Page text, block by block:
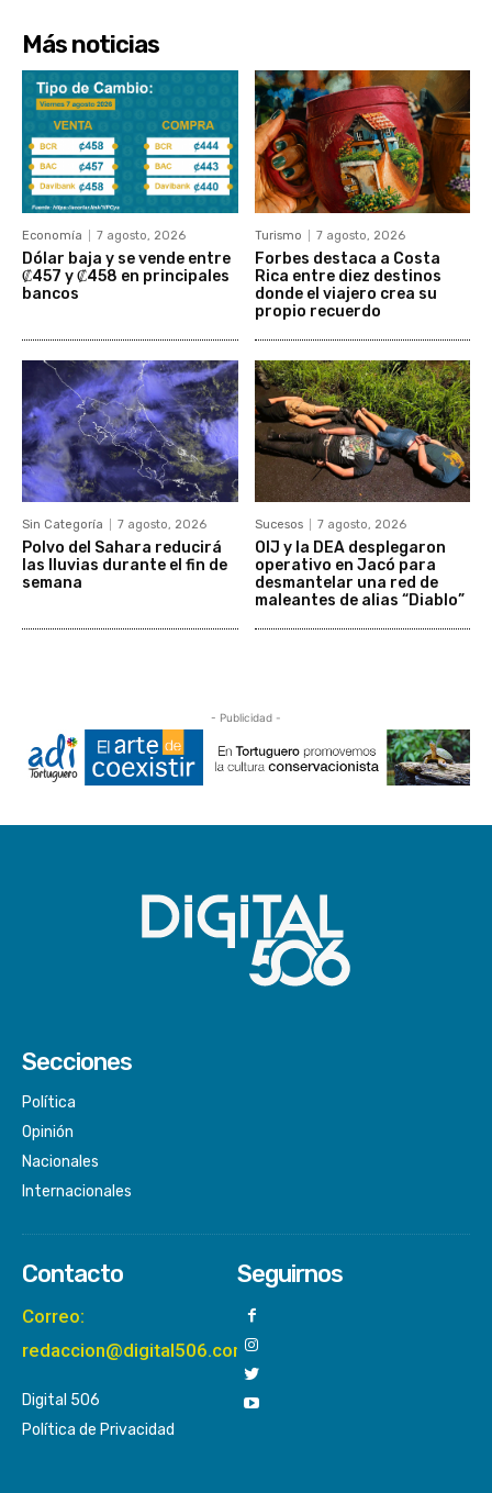
Más noticias
Economía 7 agosto, 2026
Dólar baja y se vende entre
₡457 y ₡458 en principales
bancos
Turismo 7 agosto, 2026
Forbes destaca a Costa
Rica entre diez destinos
donde el viajero crea su
propio recuerdo
Sin Categoría 7 agosto, 2026
Polvo del Sahara reducirá
las lluvias durante el fin de
semana
Sucesos 7 agosto, 2026
OIJ y la DEA desplegaron
operativo en Jacó para
desmantelar una red de
maleantes de alias “Diablo”
- Publicidad -
Secciones
Política
Opinión
Nacionales
Internacionales
Contacto
Correo:
redaccion@digital506.com
Digital 506
Política de Privacidad
Seguirnos